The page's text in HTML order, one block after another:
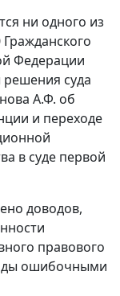
ни одного из
Гражданского
Федерации
решения суда
А.Ф. об
и переходе
в суде первой
доводов,
правового
ошибочными